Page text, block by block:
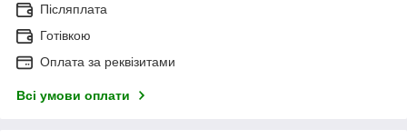
Післяплата
Готівкою
Оплата за реквізитами
Всі умови оплати